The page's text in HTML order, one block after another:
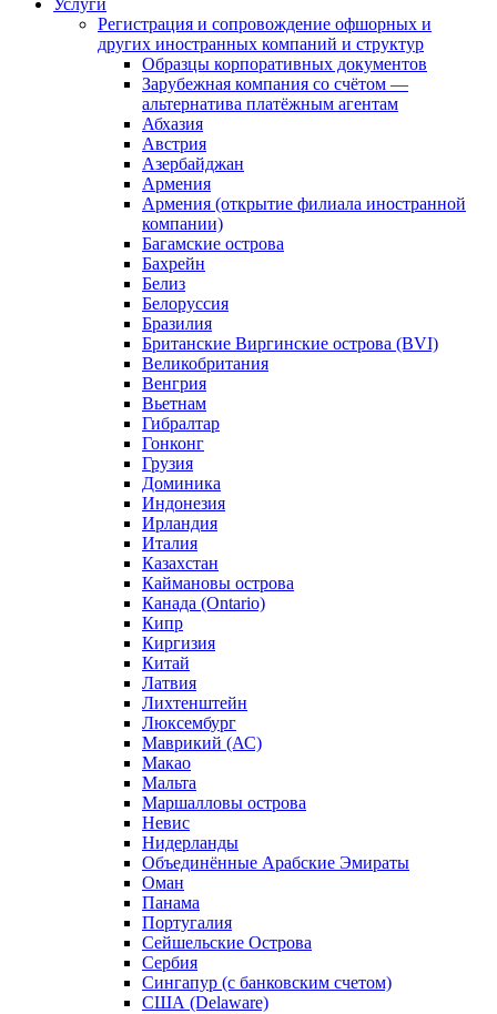
Услуги
Регистрация и сопровождение офшорных и
других иностранных компаний и структур
Образцы корпоративных документов
Зарубежная компания со счётом —
альтернатива платёжным агентам
Абхазия
Австрия
Азербайджан
Армения
Армения (открытие филиала иностранной
компании)
Багамские острова
Бахрейн
Белиз
Белоруссия
Бразилия
Британские Виргинские острова (BVI)
Великобритания
Венгрия
Вьетнам
Гибралтар
Гонконг
Грузия
Доминика
Индонезия
Ирландия
Италия
Казахстан
Каймановы острова
Канада (Ontario)
Кипр
Киргизия
Китай
Латвия
Лихтенштейн
Люксембург
Маврикий (АС)
Макао
Мальта
Маршалловы острова
Нeвис
Нидерланды
Объединённые Арабские Эмираты
Оман
Панама
Португалия
Сейшельские Острова
Сербия
Сингапур (c банковским счетом)
США (Delaware)